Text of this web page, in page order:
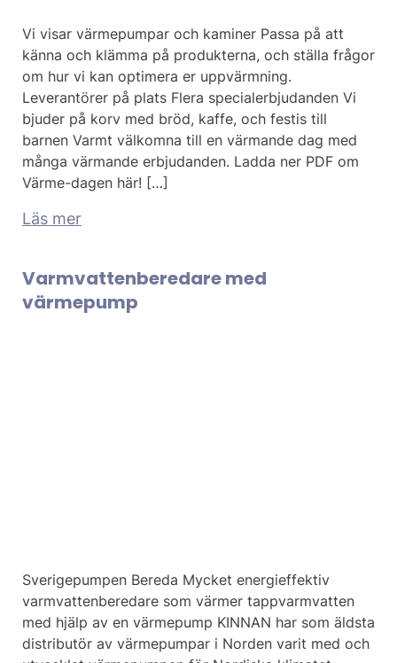
Vi visar värmepumpar och kaminer Passa på att
känna och klämma på produkterna, och ställa frågor
om hur vi kan optimera er uppvärmning.
Leverantörer på plats Flera specialerbjudanden Vi
bjuder på korv med bröd, kaffe, och festis till
barnen Varmt välkomna till en värmande dag med
många värmande erbjudanden. Ladda ner PDF om
Värme-dagen här! […]
Läs mer
Varmvattenberedare med
värmepump
Sverigepumpen Bereda Mycket energieffektiv
varmvattenberedare som värmer tappvarmvatten
med hjälp av en värmepump KINNAN har som äldsta
distributör av värmepumpar i Norden varit med och